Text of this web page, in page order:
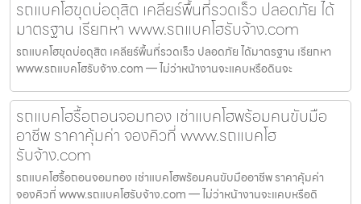
รถแบคโฮขุดบ่อดุสิต เคลียร์พื้นที่รวดเร็ว ปลอดภัย ได้
มาตรฐาน เรียกหา www.รถแบคโฮรับจ้าง.com
รถแบคโฮขุดบ่อดุสิต เคลียร์พื้นที่รวดเร็ว ปลอดภัย ได้มาตรฐาน เรียกหา
www.รถแบคโฮรับจ้าง.com — ไม่ว่าหน้างานจะแคบหรือดินจะ
รถแบคโฮรื้อถอนจอมทอง เช่าแบคโฮพร้อมคนขับมือ
อาชีพ ราคาคุ้มค่า จองคิวที่ www.รถแบคโฮ
รับจ้าง.com
รถแบคโฮรื้อถอนจอมทอง เช่าแบคโฮพร้อมคนขับมืออาชีพ ราคาคุ้มค่า
จองคิวที่ www.รถแบคโฮรับจ้าง.com — ไม่ว่าหน้างานจะแคบหรือดิ